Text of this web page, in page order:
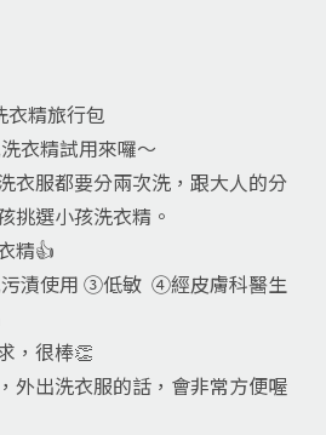
衣精旅行包
衣精試用來囉～
衣服都要分兩次洗，跟大人的分
挑選小孩洗衣精。
精👍
漬使用 ③低敏 ④經皮膚科醫生
，很棒👏
外出洗衣服的話，會非常方便喔